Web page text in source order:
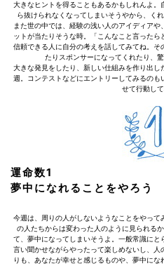
大きなヒントを得ることもあるかもしれんよ
ら抜けられなくなってしまいそうやから、く
また世の中では、経験の浅い人のアイディア
ットが当たりそうな時。「こんなこと言った
信頼できる人に自分の考えを話してみてね。
たりスポンサーになってくれたり、
大きな発見をしたり、新しい仕組みを作り出
週。コンテストなどにエントリーしてみるの
せて行動して
運命数1
夢中になれることをやろう
今週は、周りの人がしないようなことをやっ
の人たちからは変わった人のように見られる
て、夢中になってしまいそうよ。一般常識に
言い聞かせながらやったって楽しめないし、
りも、あなたが幸せと感じるものや、夢中に